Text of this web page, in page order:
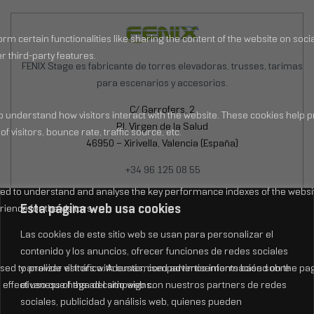
Esta página web usa cookies
Las cookies de este sitio web se usan para personalizar el
contenido y los anuncios, ofrecer funciones de redes sociales
y analizar el tráfico. Además, compartimos información sobre
el uso que haga del sitio web con nuestros partners de redes
sociales, publicidad y análisis web, quienes pueden
FENIX Stage es fabricante de torres elevadoras, trusses, tarimas
para escenarios y accesorios.
C/ Garrofers, 2
P.I. Virgen de la Salud
46950 – Xirivella, Valencia (España)
+34 96 125 08 55
Lun-Jue: 8:00 – 17:30h